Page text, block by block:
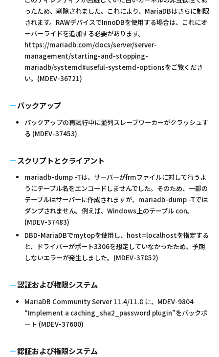
ったため、削除されました。これにより、MariaDBはさらに制限
されます。RAWデバイスでInnoDBを使用する場合は、これにオ
ーバーライドを追加する必要があります。
https://mariadb.com/docs/server/server-
management/starting-and-stopping-
mariadb/systemd#useful-systemd-optionsをご覧くださ
い。(MDEV-36721)
バックアップ
バックアップの再試行中に並列スレーブワーカーがクラッシュす
る (MDEV-37453)
スクリプトとクライアント
mariadb-dump -Tは、サーバーがfrmファイルに対して行うよ
うにテーブル名をエンコードしませんでした。そのため、一部の
テーブルはサーバーに作成されますが、mariadb-dump -Tでは
ダンプされません。例えば、Windows上のテーブル con。
(MDEV-37483)
DBD-MariaDBでmytopを使用し、host=localhostを指定する
と、ドライバーがポート3306を想定していなかったため、予期
しないエラーが発生しました。(MDEV-37852)
認証および権限システム
MariaDB Community Server 11.4/11.8 に、MDEV-9804
“Implement a caching_sha2_password plugin”をバックポ
ート (MDEV-37600)
認証および権限システム